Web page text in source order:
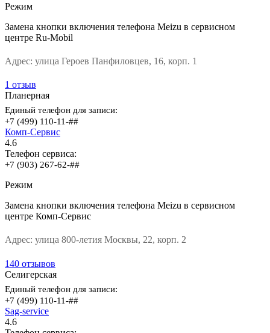
Режим
Замена кнопки включения телефона Meizu в сервисном
центре Ru-Mobil
Адрес: улица Героев Панфиловцев, 16, корп. 1
1 отзыв
Планерная
Единый телефон для записи:
+7 (499) 110-11-##
Комп-Сервис
4.6
Телефон сервиса:
+7 (903) 267-62-##
Режим
Замена кнопки включения телефона Meizu в сервисном
центре Комп-Сервис
Адрес: улица 800-летия Москвы, 22, корп. 2
140 отзывов
Селигерская
Единый телефон для записи:
+7 (499) 110-11-##
Sag-service
4.6